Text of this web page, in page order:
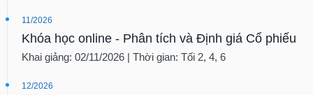
11/2026
Khóa học online - Phân tích và Định giá Cổ phiếu
Khai giảng: 02/11/2026 | Thời gian: Tối 2, 4, 6
12/2026